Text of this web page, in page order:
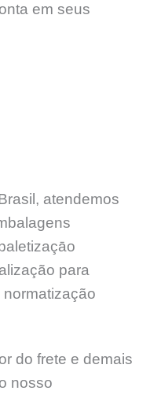
em seus
atendemos
para
do frete e demais
nosso